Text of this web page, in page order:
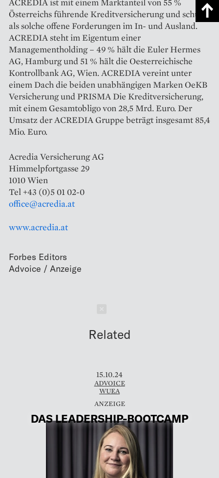
Österreichs führende Kreditversicherung und schützt
als solche offene Forderungen im In- und Ausland.
ACREDIA steht im Eigentum einer
Managementholding – 49 % hält die Euler Hermes
AG, Hamburg und 51 % hält die Oesterreichische
Kontrollbank AG, Wien. ACREDIA vereint unter
einem Dach die beiden unabhängigen Marken OeKB
Versicherung und PRISMA Die Kreditversicherung,
mit einem Gesamtobligo von 28,5 Mrd. Euro. Der
Umsatz der ACREDIA Gruppe beträgt insgesamt 85,4
Mio. Euro.
Acredia Versicherung AG
Himmelpfortgasse 29
1010 Wien
Tel +43 (0)5 01 02-0
office@acredia.at
www.acredia.at
Forbes Editors
Related
15.10.24
ADVOICE
WUEA
DAS LEADERSHIP-BOOTCAMP